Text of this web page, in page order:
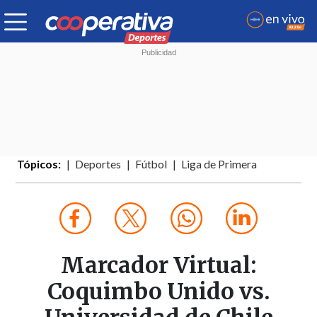
Tópicos: Deportes Fútbol Liga de Primera
Marcador Virtual:
Coquimbo Unido vs.